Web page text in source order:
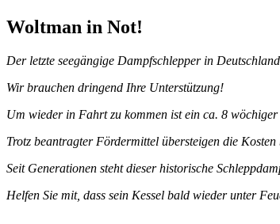
Woltman in Not!
Der letzte seegängige Dampfschlepper in
Wir brauchen dringend Ihre Unterstützung!
Um wieder in Fahrt zu kommen ist ein ca. 8 wöchiger
Trotz beantragter Fördermittel übersteigen die Kosten
Seit Generationen steht dieserhistorische
Helfen Sie mit, dass sein Kessel bald wieder unter